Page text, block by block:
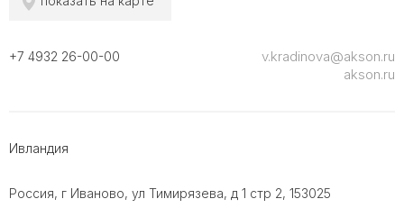
+7 4932 26-00-00
v.kradinova@akson.ru
akson.ru
Ивландия
Россия, г Иваново, ул Тимирязева, д 1 стр 2, 153025